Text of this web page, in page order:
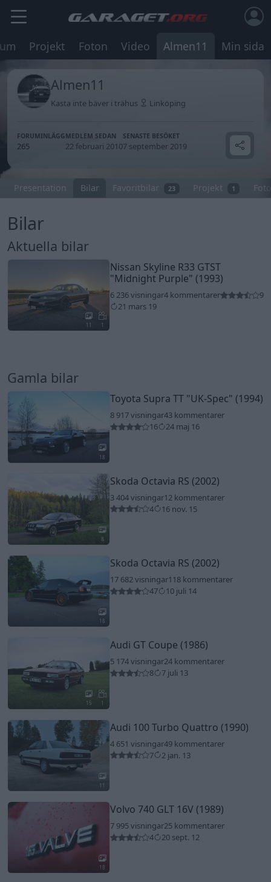
Projekt Foton Video Almen11 Min sida
Almen11
Kasta inte bäver i trähus Linköping
FORUMINLÄGG
265
MEDLEM SEDAN
22 februari 2010
SENASTE BESÖKET
7 september 2019
Presentation Bilar Favoritbilar 23 Projekt 1
Bilar
Aktuella bilar
11 1
Nissan Skyline R33 GTST
"Midnight Purple" (1993)
6 236 visningar4 kommentarer
9
21 mars 19
Gamla bilar
18
Toyota Supra TT "UK-Spec" (1994)
8 917 visningar43 kommentarer
16
24 maj 16
8
Skoda Octavia RS (2002)
3 404 visningar12 kommentarer
4
16 nov. 15
18
Skoda Octavia RS (2002)
17 682 visningar118 kommentarer
47
10 juli 14
15 1
Audi GT Coupe (1986)
5 174 visningar24 kommentarer
8
7 juli 13
11
Audi 100 Turbo Quattro (1990)
4 651 visningar49 kommentarer
7
2 jan. 13
18
Volvo 740 GLT 16V (1989)
7 995 visningar25 kommentarer
4
20 sept. 12